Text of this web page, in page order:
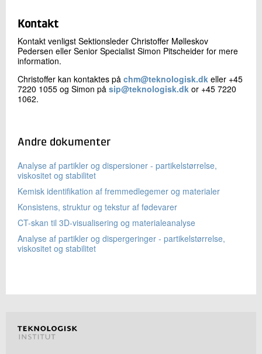
Kontakt
Kontakt venligst Sektionsleder Christoffer Mølleskov
Pedersen eller Senior Specialist Simon Pitscheider for mere
information.
Christoffer kan kontaktes på chm@teknologisk.dk eller +45
7220 1055 og Simon på sip@teknologisk.dk or +45 7220
1062.
Andre dokumenter
Analyse af partikler og dispersioner - partikelstørrelse,
viskositet og stabilitet
Kemisk identifikation af fremmedlegemer og materialer
Konsistens, struktur og tekstur af fødevarer
CT-skan til 3D-visualisering og materialeanalyse
Analyse af partikler og dispergeringer - partikelstørrelse,
viskositet og stabilitet